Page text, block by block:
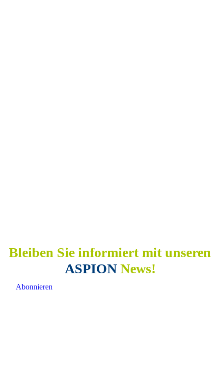
Bleiben Sie informiert mit unseren
ASPION News!
Abonnieren